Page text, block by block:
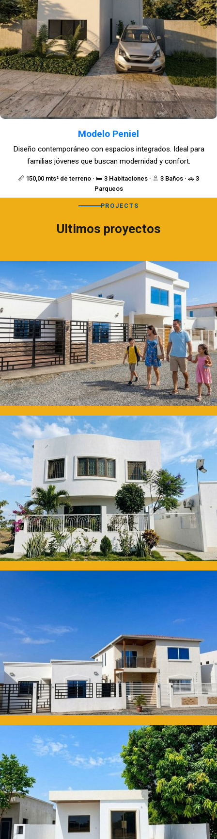
Modelo Peniel
📏 150,00 mts² de terreno · 🛏️ 3 Habitaciones · 🚿 3 Baños · 🚗 3
Parqueos
Diseño contemporáneo con espacios integrados. Ideal para
familias jóvenes que buscan modernidad y confort.
PROJECTS
Ultimos proyectos